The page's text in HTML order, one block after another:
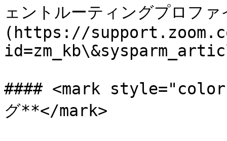
ェントルーティングプロフ
(https://
#### <mark style="color:
グ**</mark>